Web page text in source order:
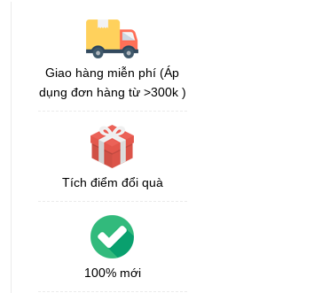
Giao hàng miễn phí (Áp
dụng đơn hàng từ >300k )
Tích điểm đổi quà
100% mới